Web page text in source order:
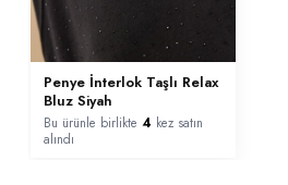
Penye İnterlok Taşlı Relax
Bluz Siyah
Bu ürünle birlikte 4 kez satın
alındı